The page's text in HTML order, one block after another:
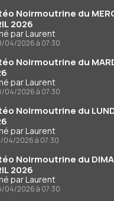
Noirmoutrine du
2026
par Laurent
04/2026 à 07:30
Noirmoutrine du
par Laurent
04/2026 à 07:30
Noirmoutrine du
par Laurent
04/2026 à 07:30
Noirmoutrine du
2026
par Laurent
04/2026 à 07:30